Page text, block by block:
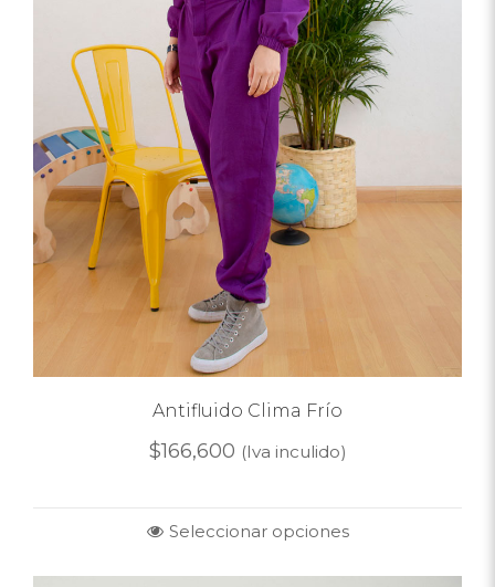
Antifluido Clima Frío
$166,600 (Iva inculido)
Seleccionar opciones